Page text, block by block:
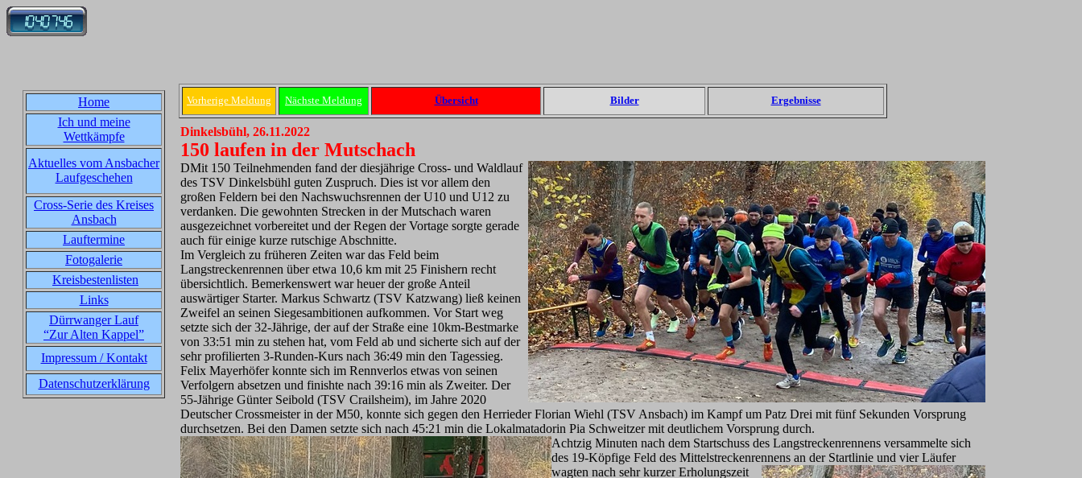
Home
Ich und meine
Wettkämpfe
Aktuelles vom Ansbacher
Laufgeschehen
Cross-Serie des Kreises
Ansbach
Lauftermine
Fotogalerie
Kreisbestenlisten
Links
Dürrwanger Lauf
“Zur Alten Kappel”
Impressum / Kontakt
Datenschutzerklärung
Vorherige Meldung Nächste Meldung Übersicht Bilder Ergebnisse
Dinkelsbühl, 26.11.2022
150 laufen in der Mutschach
DMit 150 Teilnehmenden fand der diesjährige Cross- und Waldlauf
des TSV Dinkelsbühl guten Zuspruch. Dies ist vor allem den
großen Feldern bei den Nachswuchsrennen der U10 und U12 zu
verdanken. Die gewohnten Strecken in der Mutschach waren
ausgezeichnet vorbereitet und der Regen der Vortage sorgte gerade
auch für einige kurze rutschige Abschnitte.
Im Vergleich zu früheren Zeiten war das Feld beim
Langstreckenrennen über etwa 10,6 km mit 25 Finishern recht
übersichtlich. Bemerkenswert war heuer der große Anteil
auswärtiger Starter. Markus Schwartz (TSV Katzwang) ließ keinen
Zweifel an seinen Siegesambitionen aufkommen. Vor Start weg
setzte sich der 32-Jährige, der auf der Straße eine 10km-Bestmarke
von 33:51 min zu stehen hat, vom Feld ab und sicherte sich auf der
sehr profilierten 3-Runden-Kurs nach 36:49 min den Tagessieg.
Felix Mayerhöfer konnte sich im Rennverlos etwas von seinen
Verfolgern absetzen und finishte nach 39:16 min als Zweiter. Der
55-Jährige Günter Seibold (TSV Crailsheim), im Jahre 2020
Deutscher Crossmeister in der M50, konnte sich gegen den Herrieder Florian Wiehl (TSV Ansbach) im Kampf um Patz Drei mit fünf Sekunden Vorsprung
durchsetzen. Bei den Damen setzte sich nach 45:21 min die Lokalmatadorin Pia Schweitzer mit deutlichem Vorsprung durch.
Achtzig Minuten nach dem Startschuss des Langstreckenrennens versammelte sich
des 19-Köpfige Feld des Mittelstreckenrennens an der Startlinie und vierLäufer
wagten nach sehr kurzer Erholungszeit